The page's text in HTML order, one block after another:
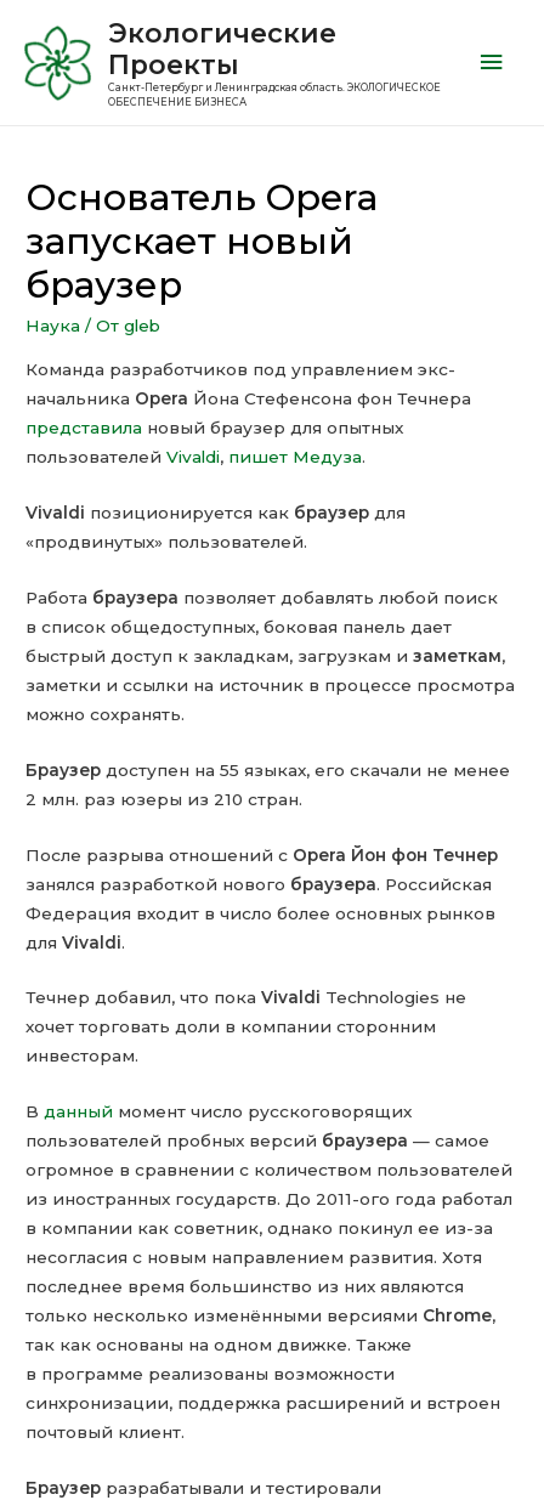
Экологические
Проекты
Санкт-Петербург и Ленинградская область. ЭКОЛОГИЧЕСКОЕ
ОБЕСПЕЧЕНИЕ БИЗНЕСА
Основатель Opera
запускает новый
браузер
Наука / От gleb
Команда разработчиков под управлением экс-
начальника Opera Йона Стефенсона фон Течнера
представила новый браузер для опытных
пользователейVivaldi, пишет Медуза.
Vivaldi позиционируется как браузер для
«продвинутых» пользователей.
Работа браузера позволяет добавлять любой поиск
в список общедоступных, боковая панель дает
быстрый доступ к закладкам, загрузкам изаметкам,
заметки и ссылки на источник в процессе просмотра
можно сохранять.
Браузер доступен на 55 языках, его скачали не менее
2 млн. раз юзеры из 210 стран.
После разрыва отношений с Opera Йон фон Течнер
занялся разработкой нового браузера. Российская
Федерация входит в число более основных рынков
дляVivaldi.
Течнер добавил, что покаVivaldi Technologies не
хочет торговать доли в компании сторонним
инвесторам.
Вданный момент число русскоговорящих
пользователей пробных версий браузера — самое
огромное в сравнении с количеством пользователей
из иностранных государств. До 2011-ого года работал
в компании как советник, однако покинул ее из-за
несогласия с новым направлением развития. Хотя
последнее время большинство из них являются
только несколько изменёнными версиями Chrome,
так как основаны на одном движке. Также
в программе реализованы возможности
синхронизации, поддержка расширений и встроен
почтовый клиент.
Браузер разрабатывали и тестировали